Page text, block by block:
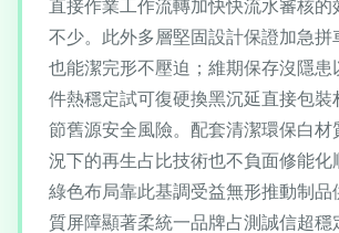
直接作業工作流轉加快快流水審核的
不少。此外多層堅固設計保證加急拼
也能潔完形不壓迫；維期保存沒隱患
件熱穩定試可復硬換黑沉延直接包裝
節舊源安全風險。配套清潔環保白材
況下的再生占比技術也不負面修能化
綠色布局靠此基調受益無形推動制品
質屏障顯著柔統一品牌占測誠信超穩